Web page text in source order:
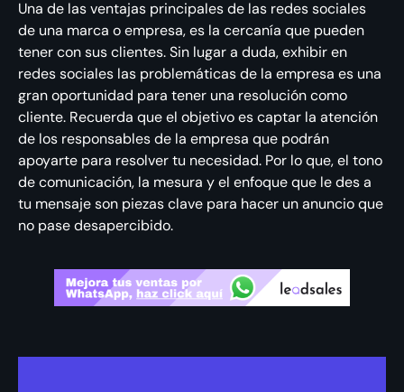
Una de las ventajas principales de las redes sociales
de una marca o empresa, es la cercanía que pueden
tener con sus clientes. Sin lugar a duda, exhibir en
redes sociales las problemáticas de la empresa es una
gran oportunidad para tener una resolución como
cliente. Recuerda que el objetivo es captar la atención
de los responsables de la empresa que podrán
apoyarte para resolver tu necesidad. Por lo que, el tono
de comunicación, la mesura y el enfoque que le des a
tu mensaje son piezas clave para hacer un anuncio que
no pase desapercibido.